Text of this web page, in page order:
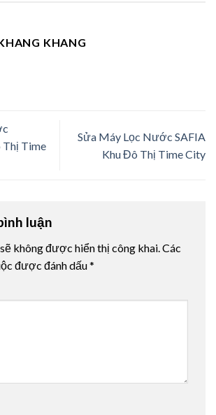
KHANG
Time
Sửa Máy Lọc Nước SAFIA
Khu Đô Thị Time City
luận
không được hiển thị công khai.Các
được đánh dấu*